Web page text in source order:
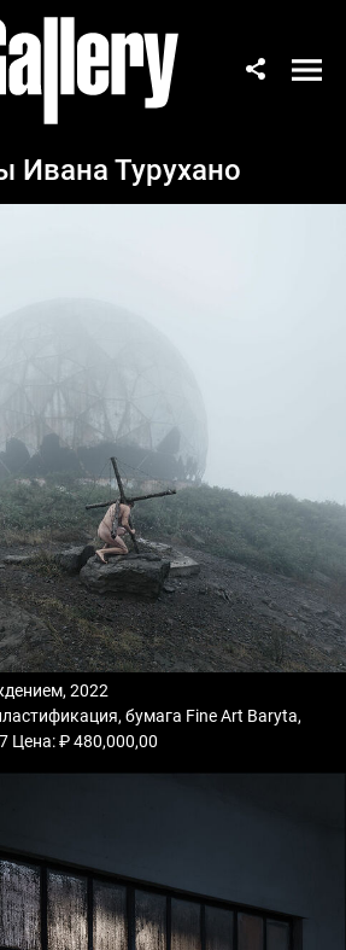
Ивана Турухано
2022
бумага Fine Art Baryta,
Цена: ₽ 480,000,00